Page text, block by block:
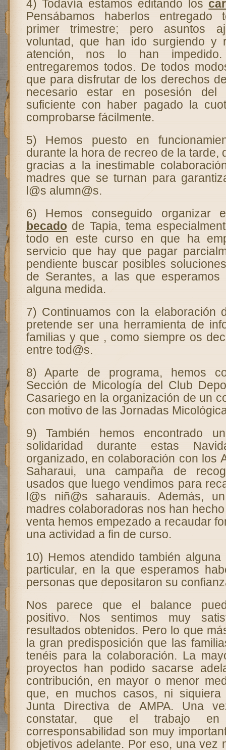
4) Todavía estamos editando los
Pensábamos haberlos entregado
primer trimestre; pero asuntos
voluntad, que han ido surgiendo y
atención, nos lo han
entregaremos todos. De todos
que para disfrutar de los derechos
necesario estar en posesión del
suficiente con haber pagado la
comprobarse fácilmente.
5) Hemos puesto en
durante la hora de recreo de la tarde,
gracias a la inestimable
madres que se turnan para
l@s alumn@s.
6) Hemos conseguido organizar
becado de Tapia, tema
todo en este curso en que ha
servicio que hay que pagar
pendiente buscar posibles
de Serantes, a las que
alguna medida.
7) Continuamos con la elaboración
pretende ser una herramienta de
familias y que , como siempre os
entre tod@s.
8) Aparte de programa, hemos
Sección de Micología del Club
Casariego en la organización de un
con motivo de las Jornadas
9) También hemos encontrado
solidaridad durante estas
organizado, en colaboración con los
Saharaui, una campaña de
usados que luego vendimos para
l@s niñ@s saharauis. Además,
madres colaboradoras nos han
venta hemos empezado a recaudar
una actividad a fin de curso.
10) Hemos atendido también
particular, en la que esperamos
personas que depositaron su
Nos parece que el balance
positivo. Nos sentimos muy
resultados obtenidos. Pero lo que
la gran predisposición que las
tenéis para la colaboración. La
proyectos han podido sacarse
contribución, en mayor o menor
que, en muchos casos, ni
Junta Directiva de AMPA. Una
constatar, que el trabajo
corresponsabilidad son muy
objetivos adelante. Por eso, una vez